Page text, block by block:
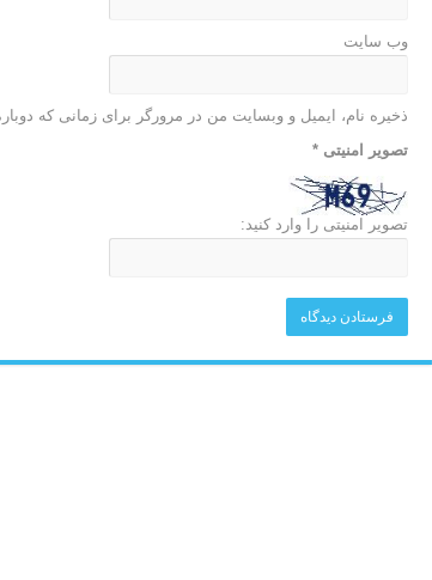
وب‌ سایت
ذخیره نام، ایمیل و وبسایت من در مرورگر برای زمانی که
تصویر امنیتی*
تصویر امنیتی را وارد کنید: